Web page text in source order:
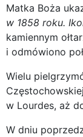
Matka Boża
w 1858 roku.
kamiennym
i odmówiono
Wielu
w Lourdes, aż
W dniu